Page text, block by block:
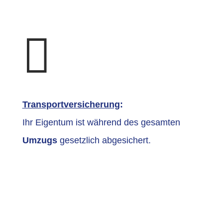

Transportversicherung:
Ihr Eigentum ist während des gesamten
Umzugsgesetzlich abgesichert.